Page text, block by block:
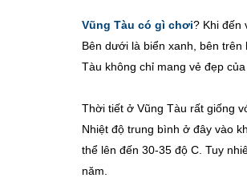
Vũng Tàu có gì chơi? Khi đến
Bên dưới là biển xanh, bên
Tàu không chỉ mang vẻ đẹp
Thời tiết ở Vũng Tàu rất giống
Nhiệt độ trung bình ở đây vào
thể lên đến 30-35 độ C. Tuy
năm.